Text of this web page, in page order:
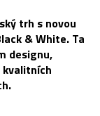
trh s novou
& White. Ta
designu,